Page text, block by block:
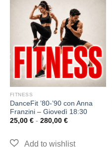
FITNESS
DanceFit ’80-’90 con Anna
Franzini – Giovedì 18:30
25,00 € - 280,00 €